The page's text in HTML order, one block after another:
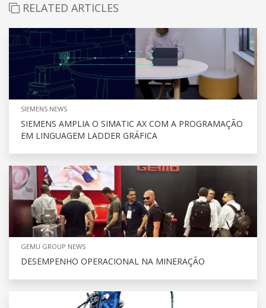
RELATED ARTICLES
SIEMENS NEWS
SIEMENS AMPLIA O SIMATIC AX COM A PROGRAMAÇÃO
EM LINGUAGEM LADDER GRÁFICA
GEMU GROUP NEWS
DESEMPENHO OPERACIONAL NA MINERAÇÃO